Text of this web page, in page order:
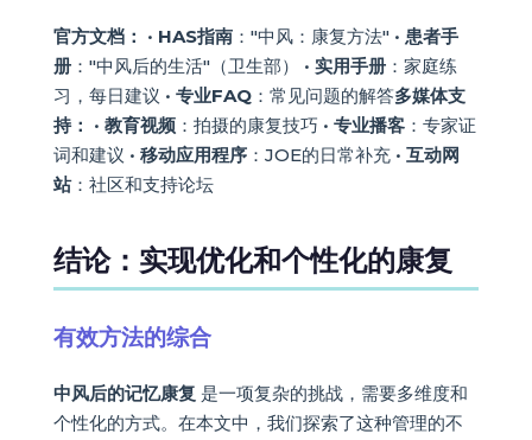
官方文档： • HAS指南："中风：康复方法" • 患者手
册："中风后的生活"（卫生部） • 实用手册：家庭练
习，每日建议 • 专业FAQ：常见问题的解答多媒体支
持： • 教育视频：拍摄的康复技巧 • 专业播客：专家证
词和建议 • 移动应用程序：JOE的日常补充 • 互动网
站：社区和支持论坛
结论：实现优化和个性化的康复
有效方法的综合
中风后的记忆康复 是一项复杂的挑战，需要多维度和
个性化的方式。在本文中，我们探索了这种管理的不